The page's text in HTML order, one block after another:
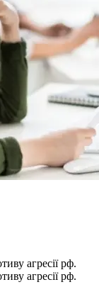
агресії рф.
агресії рф.